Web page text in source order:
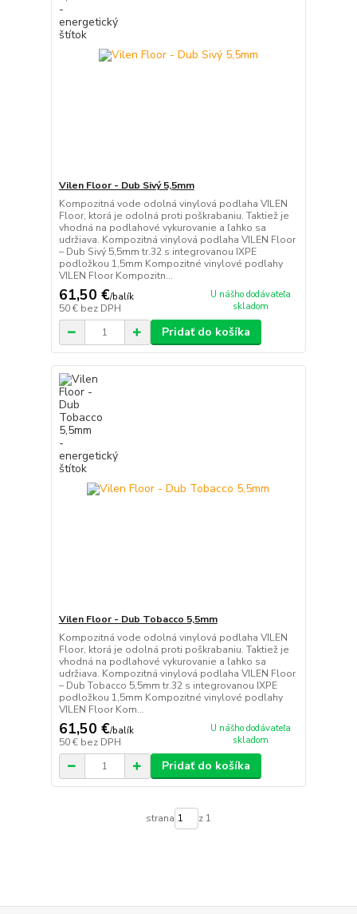
Vilen Floor - Dub Sivý 5,5mm
Kompozitná vode odolná vinylová podlaha VILEN
Floor, ktorá je odolná proti poškrabaniu. Taktiež je
vhodná na podlahové vykurovanie a ľahko sa
udržiava. Kompozitná vinylová podlaha VILEN Floor
– Dub Sivý 5,5mm tr.32 s integrovanou IXPE
podložkou 1,5mm Kompozitné vinylové podlahy
VILEN Floor Kompozitn...
61,50 €/balík
50 € bez DPH
U nášho dodávateľa
skladom
Pridať do košíka
Vilen Floor - Dub Tobacco 5,5mm
Kompozitná vode odolná vinylová podlaha VILEN
Floor, ktorá je odolná proti poškrabaniu. Taktiež je
vhodná na podlahové vykurovanie a ľahko sa
udržiava. Kompozitná vinylová podlaha VILEN Floor
– Dub Tobacco 5,5mm tr.32 s integrovanou IXPE
podložkou 1,5mm Kompozitné vinylové podlahy
VILEN Floor Kom...
61,50 €/balík
50 € bez DPH
U nášho dodávateľa
skladom
Pridať do košíka
strana z 1